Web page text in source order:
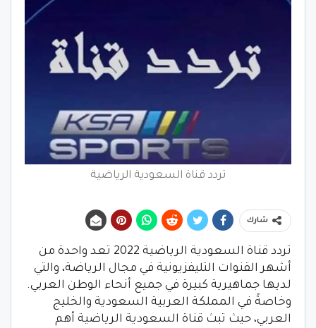
تردد قناة السعودية الرياضية
شارك
تردد قناة السعودية الرياضية 2022 تعد واحدة من
أشهر القنوات التليفزيونية في مجال الرياضة، والتي
لديها جماهيرية كبيرة في جميع أنحاء الوطن العربي.
وخاصةً في المملكة العربية السعودية والخليج
العربي، حيث تبث قناة السعودية الرياضية أهم